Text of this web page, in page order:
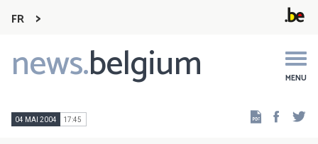
FR
news.belgium MENU
Main
navigation
04 MAI 2004 17:45